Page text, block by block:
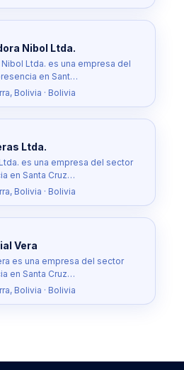
Nibol Ltda.
Ltda. es una empresa del
en Sant…
Bolivia · Bolivia
Ltda.
es una empresa del sector
en Santa Cruz…
Bolivia · Bolivia
Vera
es una empresa del sector
en Santa Cruz…
Bolivia · Bolivia